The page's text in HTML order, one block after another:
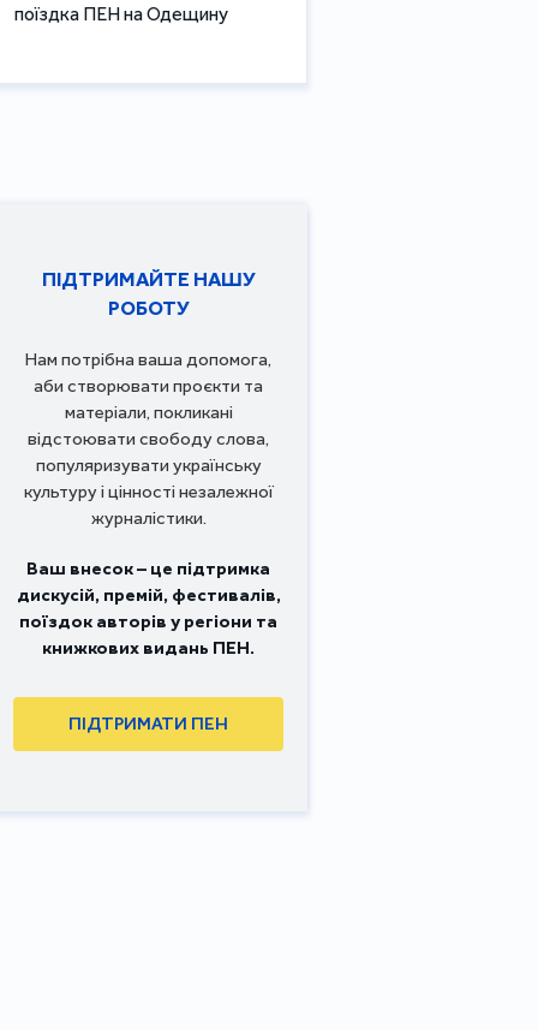
поїздка ПЕН на Одещину
ПІДТРИМАЙТЕ НАШУ
РОБОТУ
Нам потрібна ваша допомога,
аби створювати проєкти та
матеріали, покликані
відстоювати свободу слова,
популяризувати українську
культуру і цінності незалежної
журналістики.
Ваш внесок – це підтримка
дискусій, премій, фестивалів,
поїздок авторів у регіони та
книжкових видань ПЕН.
ПІДТРИМАТИ ПЕН